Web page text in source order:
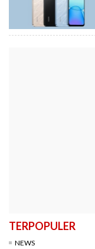
TERPOPULER
NEWS